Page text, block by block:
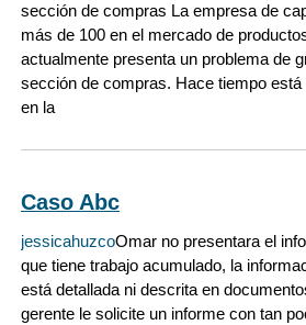
sección de compras La empresa de
más de 100 en el mercado de
actualmente presenta un problema de
sección de compras. Hace tiempo
en la
Caso Abc
jessicahuzcoOmar no presentara el
que tiene trabajo acumulado, la
está detallada ni descrita en
gerente le solicite un informe con tan